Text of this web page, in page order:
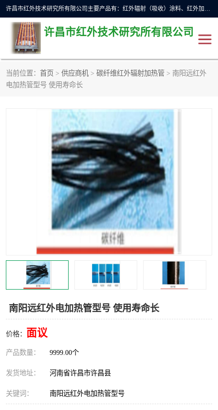
许昌市红外技术研究所有限公司主要产品有：红外辐射（吸收）涂料、红外加热元件、红外辐射加热模块（板）、红外辐射加热炉（箱）、快速红外辐射加热器、系列高端红外加热实验设备、系列红外加热控制器等。
许昌市红外技术研究所有限公司
当前位置： 首页 > 供应商机 > 碳纤维红外辐射加热管 > 南阳远红外
电加热管型号 使用寿命长
南阳远红外电加热管型号 使用寿命长
价格： 面议
产品数量： 9999.00个
发货地址： 河南省许昌市许昌县
关键词： 南阳远红外电加热管型号
红外加热设备
红外辐射涂料 红外辐射加热器
红外辐射加热模块 定制红外加热实验设备
红外加热元件 红外辐射吸收涂料
高端红外加热实验设备 电工电气
红外加热控制器
热环境试验设备
红外辐射表面材料 定波长红外辐射加热器
快速红外辐射聚焦炉 烤箱烘箱